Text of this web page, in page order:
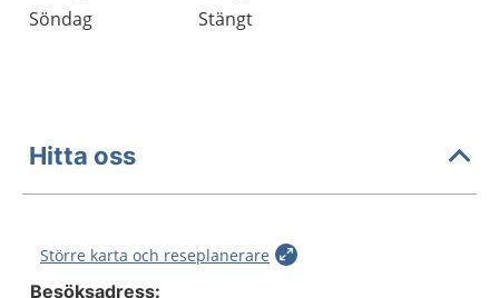
Söndag
Stängt
Hitta oss
Större karta och reseplanerare
Besöksadress: